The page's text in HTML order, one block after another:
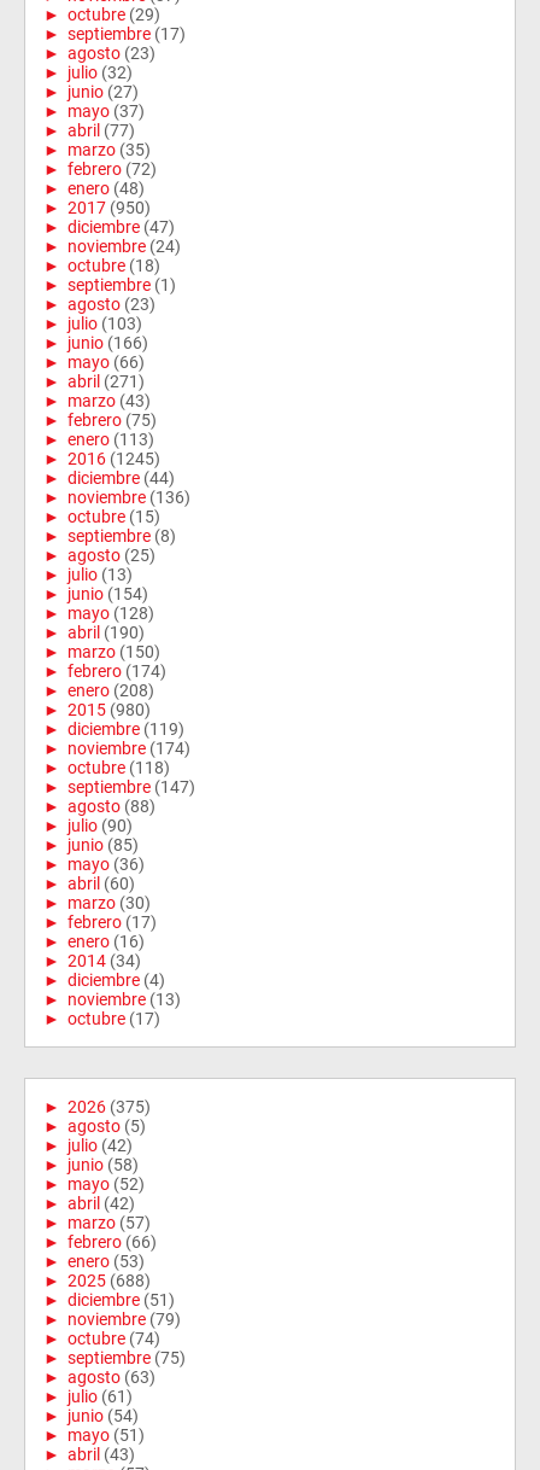
► octubre (29)
► septiembre (17)
► agosto (23)
► julio (32)
► junio (27)
► mayo (37)
► abril (77)
► marzo (35)
► febrero (72)
► enero (48)
► 2017 (950)
► diciembre (47)
► noviembre (24)
► octubre (18)
► septiembre (1)
► agosto (23)
► julio (103)
► junio (166)
► mayo (66)
► abril (271)
► marzo (43)
► febrero (75)
► enero (113)
► 2016 (1245)
► diciembre (44)
► noviembre (136)
► octubre (15)
► septiembre (8)
► agosto (25)
► julio (13)
► junio (154)
► mayo (128)
► abril (190)
► marzo (150)
► febrero (174)
► enero (208)
► 2015 (980)
► diciembre (119)
► noviembre (174)
► octubre (118)
► septiembre (147)
► agosto (88)
► julio (90)
► junio (85)
► mayo (36)
► abril (60)
► marzo (30)
► febrero (17)
► enero (16)
► 2014 (34)
► diciembre (4)
► noviembre (13)
► octubre (17)
► 2026 (375)
► agosto (5)
► julio (42)
► junio (58)
► mayo (52)
► abril (42)
► marzo (57)
► febrero (66)
► enero (53)
► 2025 (688)
► diciembre (51)
► noviembre (79)
► octubre (74)
► septiembre (75)
► agosto (63)
► julio (61)
► junio (54)
► mayo (51)
► abril (43)